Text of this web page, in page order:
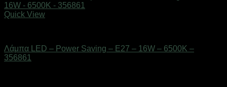
Quick View
Λάμπα LED – Power Saving – E27 – 16W – 6500K –
356861